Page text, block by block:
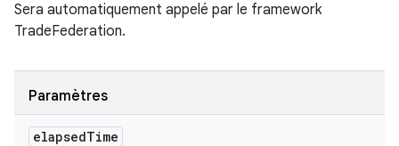
Sera automatiquement appelé par le framework
TradeFederation.
Paramètres
elapsedTime